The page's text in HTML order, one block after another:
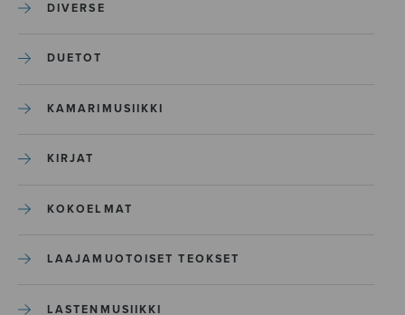
DIVERSE
DUETOT
KAMARIMUSIIKKI
KIRJAT
KOKOELMAT
LAAJAMUOTOISET TEOKSET
LASTENMUSIIKKI